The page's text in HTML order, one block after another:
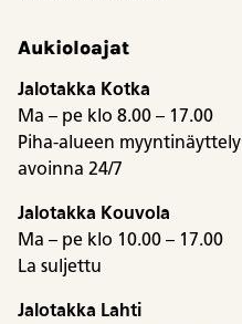
Aukioloajat
Jalotakka Kotka
Ma – pe klo 8.00 – 17.00
Piha-alueen myyntinäyttely
avoinna 24/7
Jalotakka Kouvola
Ma – pe klo 10.00 – 17.00
La suljettu
Jalotakka Lahti